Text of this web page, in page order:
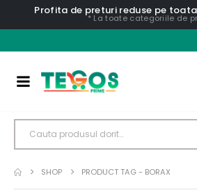
Profita de preturi reduse pe
* La toate categoriile de
SHOP PRODUCT TAG - BORAX